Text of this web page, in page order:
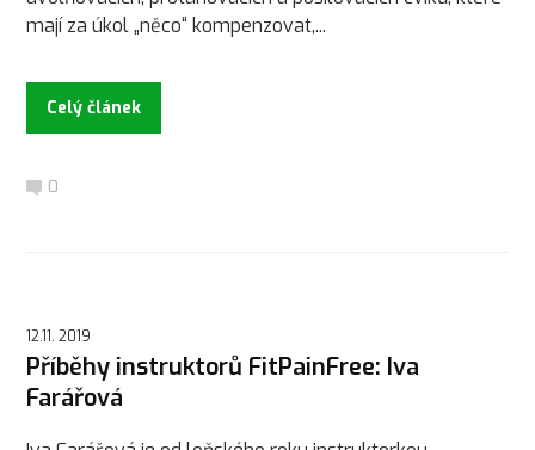
mají za úkol „něco“ kompenzovat,...
Celý článek
0
12.11. 2019
Příběhy instruktorů FitPainFree: Iva
Farářová